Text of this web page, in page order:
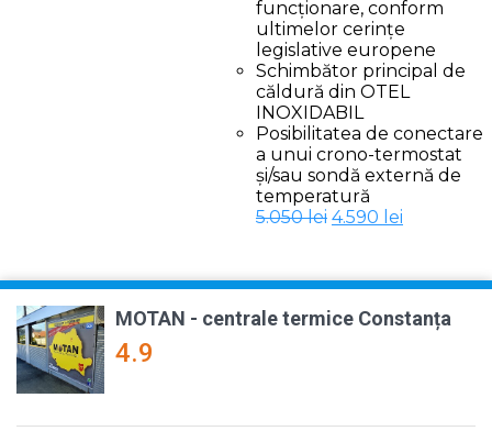
funcționare, conform
ultimelor cerințe
legislative europene
Schimbător principal de
căldură din OTEL
INOXIDABIL
Posibilitatea de conectare
a unui crono-termostat
și/sau sondă externă de
temperatură
5.050lei Prețul
fost:
4.590 leiPrețul
4.590 lei.
MOTAN - centrale termice Constanța
4.9